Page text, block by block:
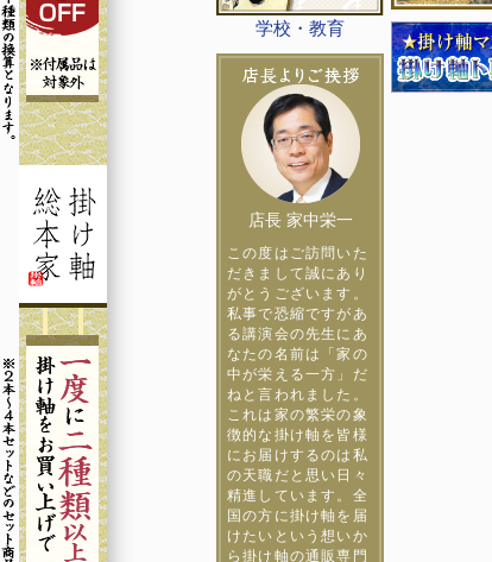
学校・教育
店長 家中栄一
この度はご訪問いた
だきまして誠にあり
がとうございます。
私事で恐縮ですがあ
る講演会の先生にあ
なたの名前は「家の
中が栄える一方」だ
ねと言われました。
これは家の繁栄の象
徴的な掛け軸を皆様
にお届けするのは私
の天職だと思い日々
精進しています。全
国の方に掛け軸を届
けたいという想いか
ら掛け軸の通販専門